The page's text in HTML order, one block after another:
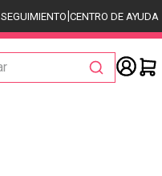
SEGUIMIENTO|CENTRO DE AYUDA